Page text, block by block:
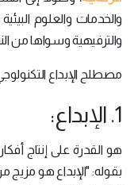
والخدمات والعلوم
والترفيهية وسواها من
مصطلح الإبداع
1. الإبداع:
هو القدرة على إنتاج
بقوله: "الإبداع هو مزيج